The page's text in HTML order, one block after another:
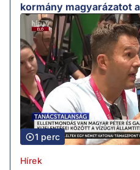
kormány magyarázatot
1 perc
Hírek